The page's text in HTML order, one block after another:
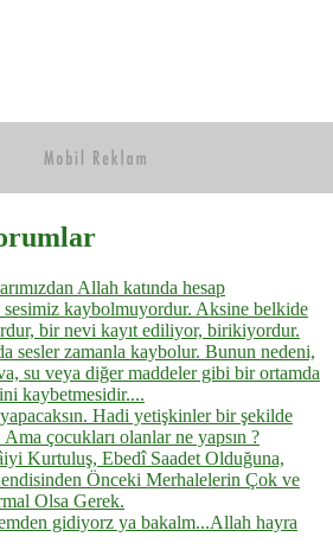
Allah katında hesap
sesimiz kaybolmuyordur. Aksine belkide
bir nevi kayıt ediliyor, birikiyordur.
sesler zamanla kaybolur. Bunun nedeni,
su veya diğer maddeler gibi bir ortamda
kaybetmesidir....
Hadi yetişkinler bir şekilde
çocukları olanlar ne yapsın ?
Kurtuluş, Ebedî Saadet Olduğuna,
Önceki Merhalelerin Çok ve
Olsa Gerek.
gidiyorz ya bakalm...Allah hayra